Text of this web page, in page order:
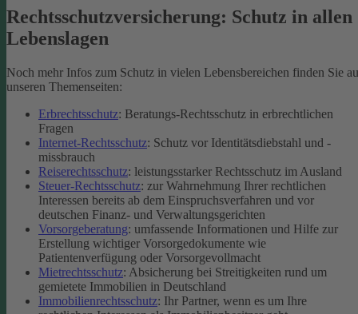
Rechtsschutzversicherung: Schutz in allen
Lebenslagen
Noch mehr Infos zum Schutz in vielen Lebensbereichen finden Sie
unseren Themenseiten:
Erbrechtsschutz: Beratungs-Rechtsschutz in erbrechtlichen
Fragen
Internet-Rechtsschutz: Schutz vor Identitätsdiebstahl und -
missbrauch
Reiserechtsschutz: leistungsstarker Rechtsschutz im Ausland
Steuer-Rechtsschutz: zur Wahrnehmung Ihrer rechtlichen
Interessen bereits ab dem Einspruchsverfahren und vor
deutschen Finanz- und Verwaltungsgerichten
Vorsorgeberatung: umfassende Informationen und Hilfe zur
Erstellung wichtiger Vorsorgedokumente wie
Patientenverfügung oder Vorsorgevollmacht
Mietrechtsschutz: Absicherung bei Streitigkeiten rund um
gemietete Immobilien in Deutschland
Immobilienrechtsschutz: Ihr Partner, wenn es um Ihre